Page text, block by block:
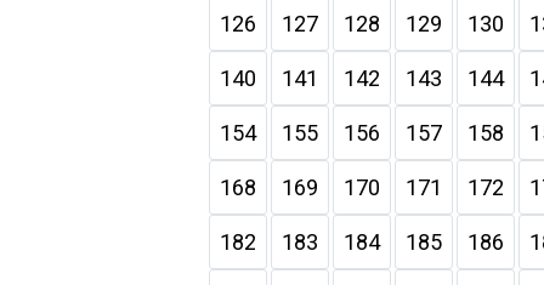
126 127 128 129 130
140 141 142 143 144
154 155 156 157 158
168 169 170 171 172
182 183 184 185 186